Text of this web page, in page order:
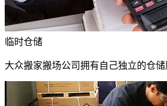
临时仓储
大众搬家搬场公司拥有自己独立的仓